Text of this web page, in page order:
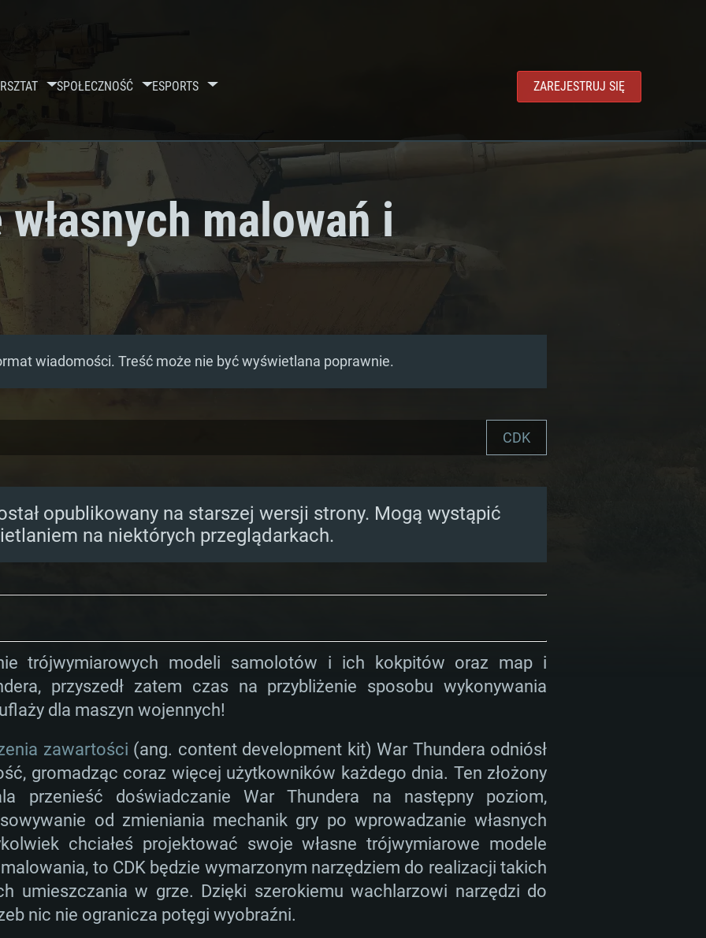
SPOŁECZNOŚĆ ESPORTS ZAREJESTRUJ SIĘ
malowań i
wiadomości. Treść może nie być wyświetlana poprawnie.
CDK
opublikowany na starszej wersji strony. Mogą wystąpić
na niektórych przeglądarkach.
trójwymiarowych modeli samolotów i ich kokpitów oraz map i
przyszedł zatem czas na przybliżenie sposobu wykonywania
dla maszyn wojennych!
zawartości (ang. content development kit) War Thundera odniósł
gromadząc coraz więcej użytkowników każdego dnia. Ten złożony
przenieść doświadczanie War Thundera na następny poziom,
od zmieniania mechanik gry po wprowadzanie własnych
chciałeś projektować swoje własne trójwymiarowe modele
to CDK będzie wymarzonym narzędziem do realizacji takich
umieszczania w grze. Dzięki szerokiemu wachlarzowi narzędzi do
nic nie ogranicza potęgi wyobraźni.